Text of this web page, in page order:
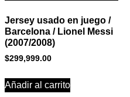
Jersey usado en juego /
Barcelona / Lionel Messi
(2007/2008)
$299,999.00
Añadir al carrito